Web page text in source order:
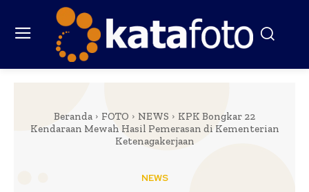
Beranda FOTO NEWS
KPK Bongkar 22
Kendaraan Mewah Hasil Pemerasan di Kementerian
Ketenagakerjaan
NEWS